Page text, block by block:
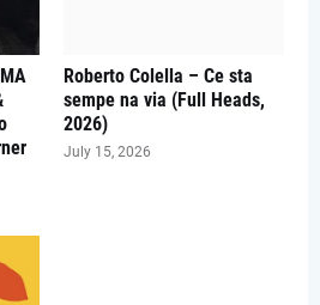
Roberto Colella – Ce sta
sempe na via (Full Heads,
2026)
July 15, 2026